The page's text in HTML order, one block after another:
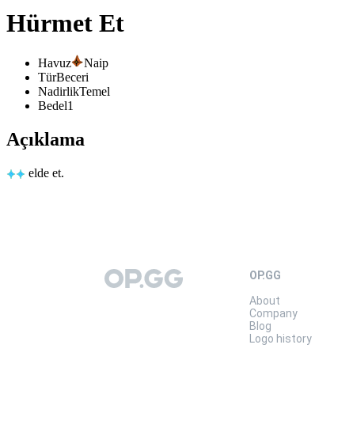
Hürmet Et
Havuz
Naip
TürBeceri
NadirlikTemel
Bedel1
Açıklama
elde et.
OP.GG
OP.GG
About
Company
Blog
Logo history